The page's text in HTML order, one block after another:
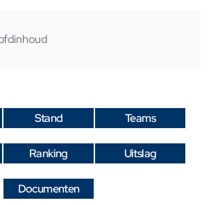
Stand Teams
Ranking Uitslag
Documenten